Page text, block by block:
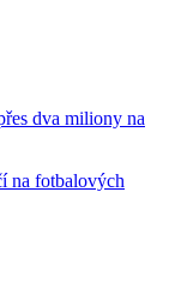
dva miliony na
na fotbalových